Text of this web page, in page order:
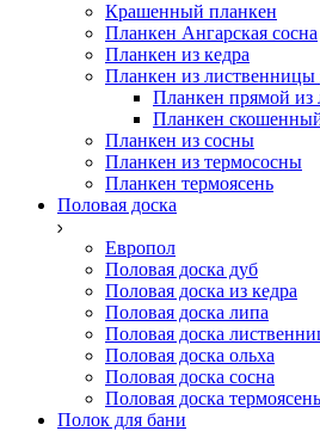
Крашенный планкен
Планкен Ангарская сосна
Планкен из кедра
Планкен из лиственницы
Планкен прямой из
Планкен
Планкен из сосны
Планкен из термососны
Планкен термоясень
Половая доска
Европол
Половая доска дуб
Половая доска из кедра
Половая доска липа
Половая доска
Половая доска ольха
Половая доска сосна
Половая доска термоясень
Полок для бани